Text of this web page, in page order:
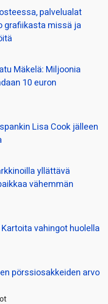
palvelualat
grafiikasta missä ja
Mäkelä: Miljoonia
10 euron
Lisa Cook jälleen
yllättävä
vähemmän
vahingot huolella
pörssi­osakkeiden arvo